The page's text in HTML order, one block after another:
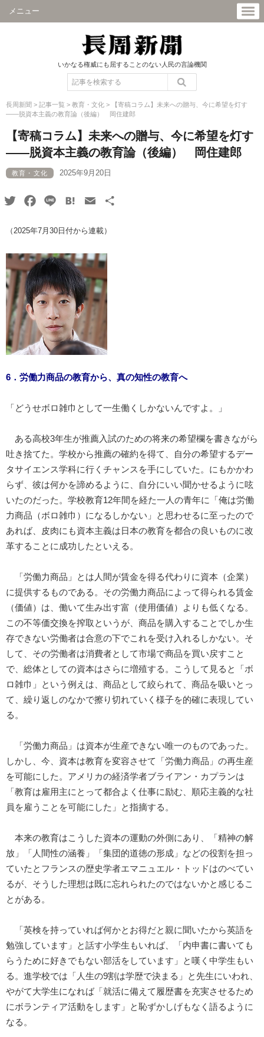
メニュー
いかなる権威にも屈することのない人民の言論機関
長周新聞 > 記事一覧 > 教育・文化 >
【寄稿コラム】未来への贈与、今に希望を灯す
――脱資本主義の教育論（後編） 岡住建郎
【寄稿コラム】未来への贈与、今に希望を灯す
――脱資本主義の教育論（後編） 岡住建郎
教育・文化 2025年9月20日
TwitterFacebook
Line HatenaEmail
（2025年7月30日付から連載）
6．労働力商品の教育から、真の知性の教育へ
「どうせボロ雑巾として一生働くしかないんですよ。」
ある高校3年生が推薦入試のための将来の希望欄を書きながら
吐き捨てた。学校から推薦の確約を得て、自分の希望するデー
タサイエンス学科に行くチャンスを手にしていた。にもかかわ
らず、彼は何かを諦めるように、自分にいい聞かせるように呟
いたのだった。学校教育12年間を経た一人の青年に「俺は労働
力商品（ボロ雑巾）になるしかない」と思わせるに至ったので
あれば、皮肉にも資本主義は日本の教育を都合の良いものに改
革することに成功したといえる。
「労働力商品」とは人間が賃金を得る代わりに資本（企業）
に提供するものである。その労働力商品によって得られる賃金
（価値）は、働いて生み出す富（使用価値）よりも低くなる。
この不等価交換を搾取というが、商品を購入することでしか生
存できない労働者は合意の下でこれを受け入れるしかない。そ
して、その労働者は消費者として市場で商品を買い戻すこと
で、総体としての資本はさらに増殖する。こうして見ると「ボ
ロ雑巾」という例えは、商品として絞られて、商品を吸いとっ
て、繰り返しのなかで擦り切れていく様子を的確に表現してい
る。
「労働力商品」は資本が生産できない唯一のものであった。
しかし、今、資本は教育を変容させて「労働力商品」の再生産
を可能にした。アメリカの経済学者ブライアン・カプランは
「教育は雇用主にとって都合よく仕事に励む、順応主義的な社
員を雇うことを可能にした」と指摘する。
本来の教育はこうした資本の運動の外側にあり、「精神の解
放」「人間性の涵養」「集団的道徳の形成」などの役割を担っ
ていたとフランスの歴史学者エマニュエル・トッドはのべてい
るが、そうした理想は既に忘れられたのではないかと感じるこ
とがある。
「英検を持っていれば何かとお得だと親に聞いたから英語を
勉強しています」と話す小学生もいれば、「内申書に書いても
らうために好きでもない部活をしています」と嘆く中学生もい
る。進学校では「人生の9割は学歴で決まる」と先生にいわれ、
やがて大学生になれば「就活に備えて履歴書を充実させるため
にボランティア活動をします」と恥ずかしげもなく語るように
なる。